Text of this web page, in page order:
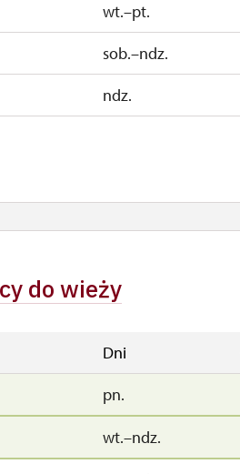
wt.–pt.
sob.–ndz.
ndz.
do wieży
Dni
pn.
wt.–ndz.